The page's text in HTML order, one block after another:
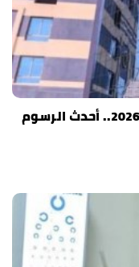
مصاريف الجامعة المصرية الصينية 2026.. أحدث الرسوم